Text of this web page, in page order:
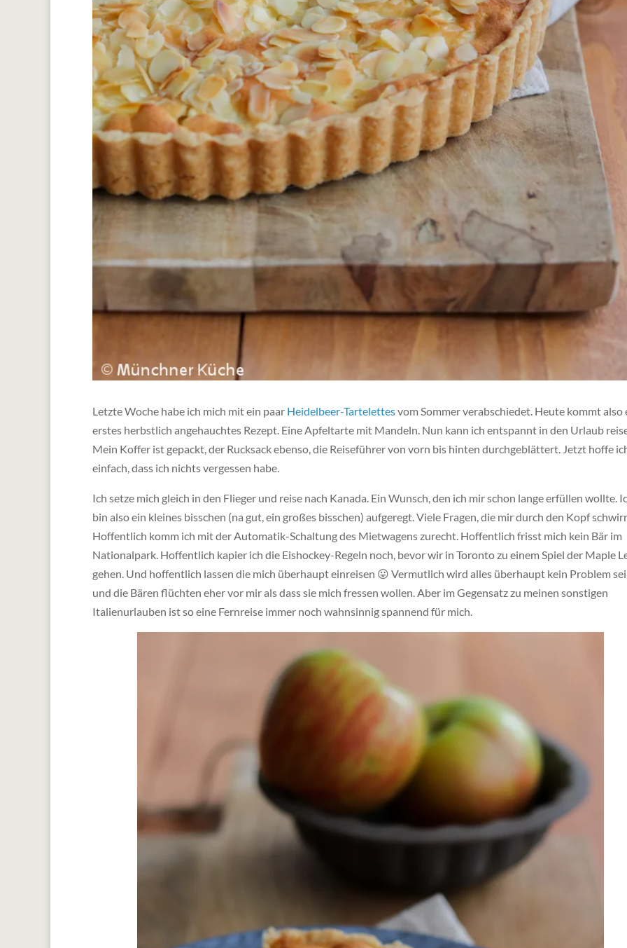
Letzte Woche habe ich mich mit ein paar Heidelbeer-Tartelettesvom Sommer verabschiedet. Heute kommt also
erstes herbstlich angehauchtes Rezept. Eine Apfeltarte mit Mandeln. Nun kann ich entspannt in den Urlaub
Mein Koffer ist gepackt, der Rucksack ebenso, die Reiseführer von vorn bis hinten durchgeblättert. Jetzt hoffe
einfach, dass ich nichts vergessen habe.
Ich setze mich gleich in den Flieger und reise nach Kanada. Ein Wunsch, den ich mir schon lange erfüllen wollte.
bin also ein kleines bisschen (na gut, ein großes bisschen) aufgeregt. Viele Fragen, die mir durch den Kopf
Hoffentlich komm ich mit der Automatik-Schaltung des Mietwagens zurecht. Hoffentlich frisst mich kein Bär im
Nationalpark. Hoffentlich kapier ich die Eishockey-Regeln noch, bevor wir in Toronto zu einem Spiel der Maple
gehen. Und hoffentlich lassen die mich überhaupt einreisen 😛 Vermutlich wird alles überhaupt kein Problem
und die Bären flüchten eher vor mir als dass sie mich fressen wollen. Aber im Gegensatz zu meinen sonstigen
Italienurlauben ist so eine Fernreise immer noch wahnsinnig spannend für mich.